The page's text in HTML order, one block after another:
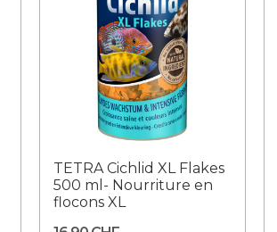
TETRA Cichlid XL Flakes
500 ml- Nourriture en
flocons XL